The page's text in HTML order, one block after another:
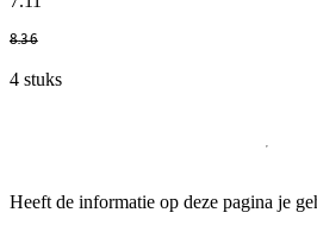
8.36
4 stuks
Heeft de informatie op deze pagina je